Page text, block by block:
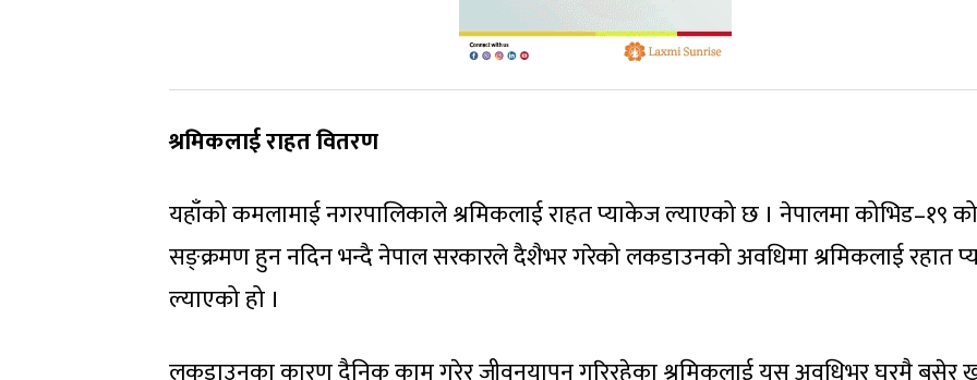
श्रमिकलाई राहत वितरण
यहाँको कमलामाई नगरपालिकाले श्रमिकलाई राहत प्याकेज ल्याएको छ । नेपालमा कोभिड–१९ को
सङ्क्रमण हुन नदिन भन्दै नेपाल सरकारले दैशैभर गरेको लकडाउनको अवधिमा श्रमिकलाई रहात
ल्याएको हो ।